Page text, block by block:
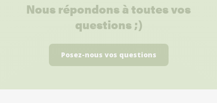
Nous répondons à toutes vos
questions ;)
Posez-nous vos questions